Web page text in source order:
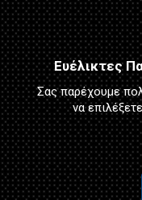
Ευέλικτες
Σας παρέχουμε
να